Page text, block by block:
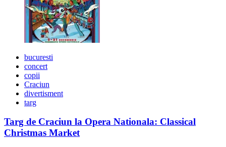
bucuresti
concert
copii
Craciun
divertisment
targ
Targ de Craciun la Opera Nationala: Classical
Christmas Market